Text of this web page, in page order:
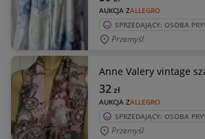
AUKCJA ZALLEGRO
SPRZEDAJĄCY: OSOBA
Przemyśl
Anne Valery vintage
AUKCJA ZALLEGRO
32zł
SPRZEDAJĄCY: OSOBA
Przemyśl